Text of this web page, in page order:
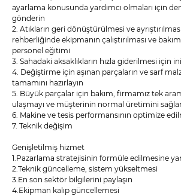
ayarlama konusunda yardımcı olmaları için
gönderin
2. Atıkların geri dönüştürülmesi ve
rehberliğinde ekipmanın çalıştırılması ve
personel eğitimi
3. Sahadaki aksaklıkların hızla giderilmesi için
4. Değiştirme için aşınan parçaların ve sarf
tamamını hazırlayın
5. Büyük parçalar için bakım, firmamız tek
ulaşmayı ve müşterinin normal üretimini
6. Makine ve tesis performansının optimize
7. Teknik değişim
Genişletilmiş hizmet
1.Pazarlama stratejisinin formüle edilmesine
2.Teknik güncelleme, sistem yükseltmesi
3.En son sektör bilgilerini paylaşın
4.Ekipman kalıp güncellemesi